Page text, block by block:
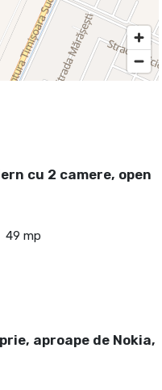
cu 2 camere, open
49 mp
aproape de Nokia,